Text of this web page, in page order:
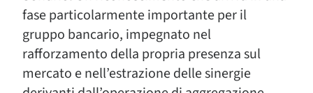
fase particolarmente importante per il
gruppo bancario, impegnato nel
rafforzamento della propria presenza sul
mercato e nell’estrazione delle sinergie